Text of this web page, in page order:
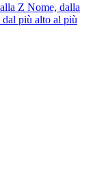
Z Nome, dalla
dal più alto al più